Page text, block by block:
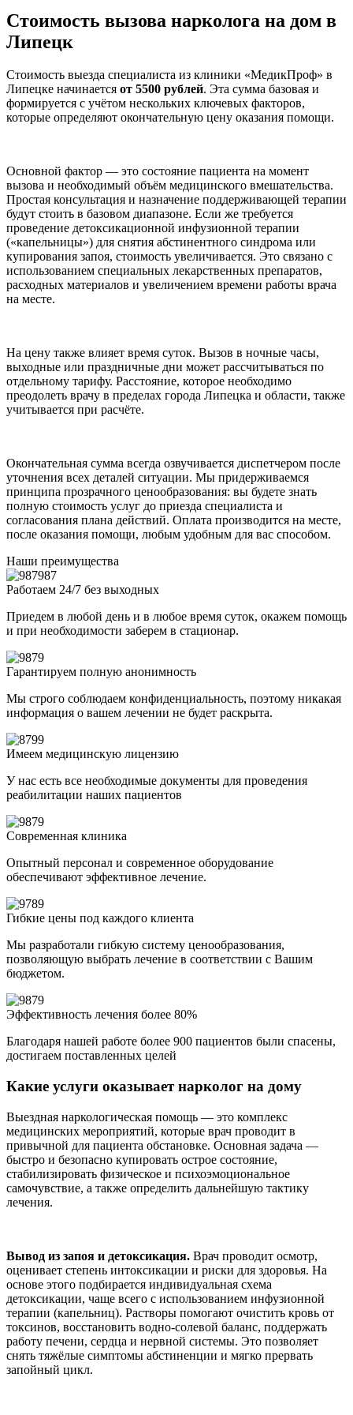
Стоимость вызова нарколога на дом в
Липецк
Стоимость выезда специалиста из клиники «МедикПроф» в
Липецке начинается от 5500 рублей. Эта сумма базовая и
формируется с учётом нескольких ключевых факторов,
которые определяют окончательную цену оказания помощи.
Основной фактор — это состояние пациента на момент
вызова и необходимый объём медицинского вмешательства.
Простая консультация и назначение поддерживающей терапии
будут стоить в базовом диапазоне. Если же требуется
проведение детоксикационной инфузионной терапии
(«капельницы») для снятия абстинентного синдрома или
купирования запоя, стоимость увеличивается. Это связано с
использованием специальных лекарственных препаратов,
расходных материалов и увеличением времени работы врача
на месте.
На цену также влияет время суток. Вызов в ночные часы,
выходные или праздничные дни может рассчитываться по
отдельному тарифу. Расстояние, которое необходимо
преодолеть врачу в пределах города Липецка и области, также
учитывается при расчёте.
Окончательная сумма всегда озвучивается диспетчером после
уточнения всех деталей ситуации. Мы придерживаемся
принципа прозрачного ценообразования: вы будете знать
полную стоимость услуг до приезда специалиста и
согласования плана действий. Оплата производится на месте,
после оказания помощи, любым удобным для вас способом.
Наши преимущества
Работаем 24/7 без выходных
Приедем в любой день и в любое время суток, окажем помощь
и при необходимости заберем в стационар.
Гарантируем полную анонимность
Мы строго соблюдаем конфиденциальность, поэтому никакая
информация о вашем лечении не будет раскрыта.
Имеем медицинскую лицензию
У нас есть все необходимые документы для проведения
реабилитации наших пациентов
Современная клиника
Опытный персонал и современное оборудование
обеспечивают эффективное лечение.
Гибкие цены под каждого клиента
Мы разработали гибкую систему ценообразования,
позволяющую выбрать лечение в соответствии с Вашим
бюджетом.
Эффективность лечения более 80%
Благодаря нашей работе более 900 пациентов были спасены,
достигаем поставленных целей
Какие услуги оказывает нарколог на дому
Выездная наркологическая помощь — это комплекс
медицинских мероприятий, которые врач проводит в
привычной для пациента обстановке. Основная задача —
быстро и безопасно купировать острое состояние,
стабилизировать физическое и психоэмоциональное
самочувствие, а также определить дальнейшую тактику
лечения.
Вывод из запоя и детоксикация. Врач проводит осмотр,
оценивает степень интоксикации и риски для здоровья. На
основе этого подбирается индивидуальная схема
детоксикации, чаще всего с использованием инфузионной
терапии (капельниц). Растворы помогают очистить кровь от
токсинов, восстановить водно-солевой баланс, поддержать
работу печени, сердца и нервной системы. Это позволяет
снять тяжёлые симптомы абстиненции и мягко прервать
запойный цикл.